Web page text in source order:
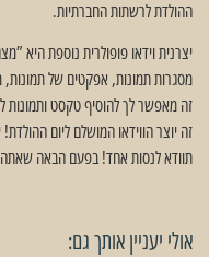
ההולדת לרשתות החברתיות.
יצרנית וידאו פופולרית נוספת היא
מסגרות תמונות, אפקטים של תמונות,
זה מאפשר לך להוסיף טקסט ותמונות
זה יוצר הווידאו המושלם ליום
תוודא לנסות אחד! בפעם הבאה שאתה
אולי יעניין אותך גם: